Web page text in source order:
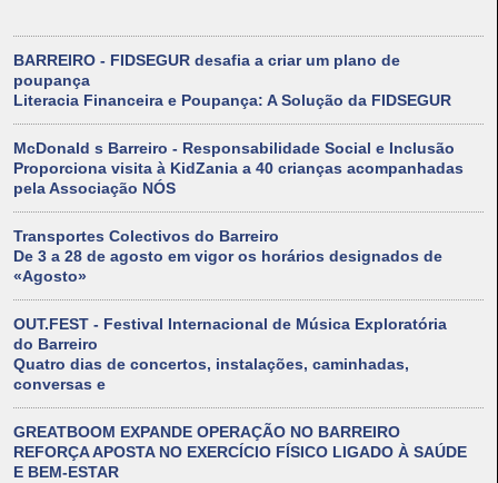
BARREIRO - FIDSEGUR desafia a criar um plano de
poupança
Literacia Financeira e Poupança: A Solução da FIDSEGUR
McDonald s Barreiro - Responsabilidade Social e Inclusão
Proporciona visita à KidZania a 40 crianças acompanhadas
pela Associação NÓS
Transportes Colectivos do Barreiro
De 3 a 28 de agosto em vigor os horários designados de
«Agosto»
OUT.FEST - Festival Internacional de Música Exploratória
do Barreiro
Quatro dias de concertos, instalações, caminhadas,
conversas e
GREATBOOM EXPANDE OPERAÇÃO NO BARREIRO
REFORÇA APOSTA NO EXERCÍCIO FÍSICO LIGADO À SAÚDE
E BEM-ESTAR